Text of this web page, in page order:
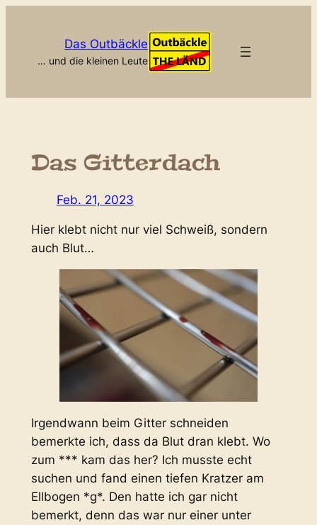
Das Outbäckle
… und die kleinen Leute
Das Gitterdach
Feb. 21, 2023
Hier klebt nicht nur viel Schweiß, sondern
auch Blut…
Irgendwann beim Gitter schneiden
bemerkte ich, dass da Blut dran klebt. Wo
zum *** kam das her? Ich musste echt
suchen und fand einen tiefen Kratzer am
Ellbogen *g*. Den hatte ich gar nicht
bemerkt, denn das war nur einer unter